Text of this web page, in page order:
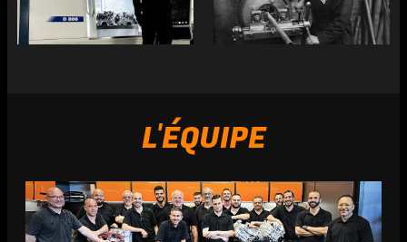
L'ÉQUIPE